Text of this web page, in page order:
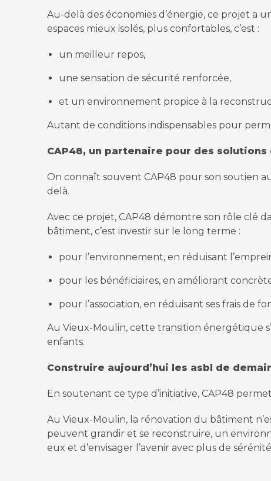
Au-delà des économies d’énergie, ce projet a
espaces mieux isolés, plus confortables, c’est :
un meilleur repos,
une sensation de sécurité renforcée,
et un environnement propice à la
Autant de conditions indispensables pour
CAP48, un partenaire pour des solutions
On connaît souvent CAP48 pour son soutien
delà.
Avec ce projet, CAP48 démontre son rôle clé
bâtiment, c’est investir sur le long terme :
pour l’environnement, en réduisant
pour les bénéficiaires, en améliorant
pour l’association, en réduisant ses frais de
Au Vieux-Moulin, cette transition énergétique
enfants.
Construire aujourd’hui les asbl de
En soutenant ce type d’initiative, CAP48
Au Vieux-Moulin, la rénovation du bâtiment
peuvent grandir et se reconstruire, un
eux et d’envisager l’avenir avec plus de